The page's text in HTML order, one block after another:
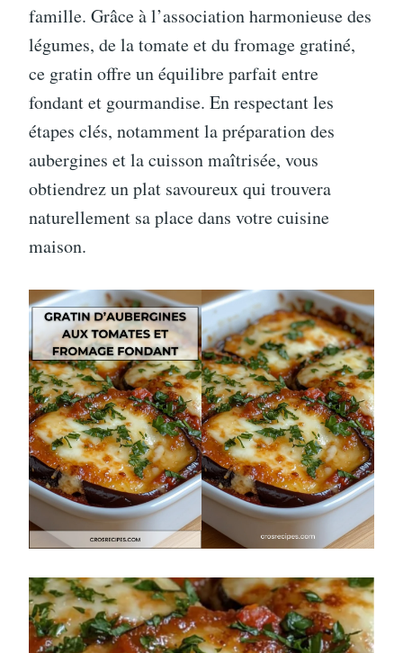
famille. Grâce à l’association harmonieuse des
légumes, de la tomate et du fromage gratiné,
ce gratin offre un équilibre parfait entre
fondant et gourmandise. En respectant les
étapes clés, notamment la préparation des
aubergines et la cuisson maîtrisée, vous
obtiendrez un plat savoureux qui trouvera
naturellement sa place dans votre cuisine
maison.